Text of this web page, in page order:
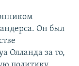
Он был
Олланда за то,